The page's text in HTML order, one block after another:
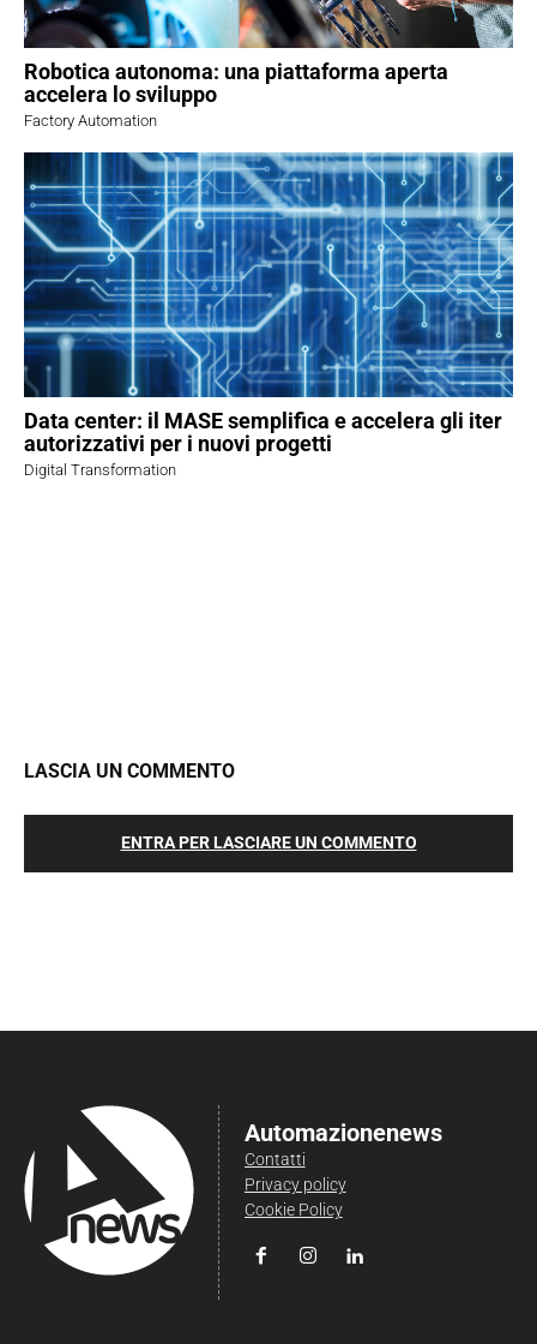
Robotica autonoma: una piattaforma aperta
accelera lo sviluppo
Factory Automation
Data center: il MASE semplifica e accelera gli iter
autorizzativi per i nuovi progetti
Digital Transformation
LASCIA UN COMMENTO
ENTRA PER LASCIARE UN COMMENTO
Automazionenews
Contatti
Privacy policy
Cookie Policy